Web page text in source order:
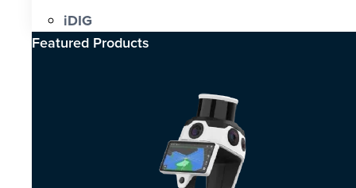
iDIG
Featured Products​